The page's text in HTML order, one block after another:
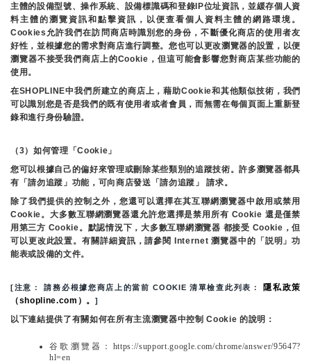
主體的設備型號、操作系統、設備標識碼和登錄IP位址資訊，並緩存個人資
料主體的瀏覽資訊和點擊資訊，以便查看個人資料主體的網路環境。
Cookies允許我們在訪問商店時識別您的身份，不斷優化商店的使用者友
好性，並根據您的需求對商店進行調整。您也可以更改瀏覽器的設置，以便
瀏覽器不接受我們商店上的Cookie，但這可能會影響您對商店某些功能的
使用。
在SHOPLINE中我們所建立的商店上，藉助Cookie和其他類似技術，我們
可以識別您是否是我們的既有使用者或者會員，而無需在每個頁面上重新登
錄和進行身份驗證。
（3）如何管理「Cookie」
您可以根據自己的偏好來管理或刪除某些類別的追蹤技術。許多瀏覽器都具
有「請勿追蹤」功能，可向商店發送「請勿追蹤」 請求。
除了我們提供的控制之外，您還可以選擇在其互聯網瀏覽器中啟用或禁用
Cookie。大多數互聯網瀏覽器還允許您選擇是禁用所有 Cookie 還是僅禁
用第三方 Cookie。默認情況下，大多數互聯網瀏覽器 都接受 Cookie，但
可以更改此設置。有關詳細資訊，請參閱 Internet 瀏覽器中的「説明」功
能表或設備的文件。
[注意： 請務必根據您商店上的當前 COOKIE 清單檢查此列表： 隱私政策
（shopline.com）。 ]
以下連結提供了有關如何在所有主流瀏覽器中控制 Cookie 的說明：
谷歌瀏覽器：https://support.google.com/chrome/answer/95647?
hl=en